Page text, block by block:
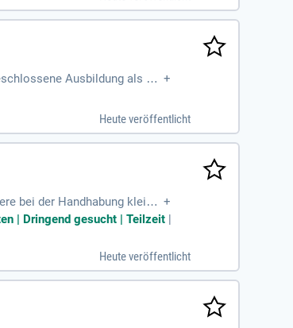
Ausbildung als Fa
Goldschmied
+
Heute veröffentlicht
bei der Handhabung kleiner
Flexibilität
+
| Dringend gesucht | Teilzeit
Heute veröffentlicht